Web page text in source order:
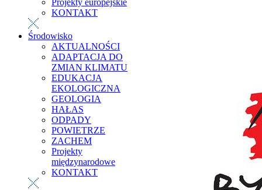
Projekty europejskie
KONTAKT
Środowisko
AKTUALNOŚCI
ADAPTACJA DO
ZMIAN KLIMATU
EDUKACJA
EKOLOGICZNA
GEOLOGIA
HAŁAS
ODPADY
POWIETRZE
ZACHEM
Projekty
międzynarodowe
KONTAKT